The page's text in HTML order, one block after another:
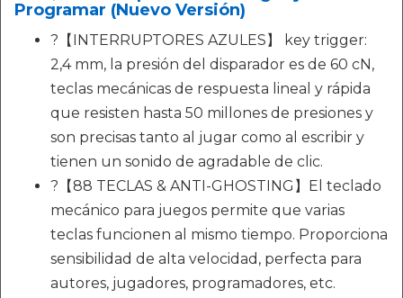
Programar (Nuevo Versión)
?【INTERRUPTORES AZULES】 key trigger:
2,4 mm, la presión del disparador es de 60 cN,
teclas mecánicas de respuesta lineal y rápida
que resisten hasta 50 millones de presiones y
son precisas tanto al jugar como al escribir y
tienen un sonido de agradable de clic.
?【88 TECLAS & ANTI-GHOSTING】El teclado
mecánico para juegos permite que varias
teclas funcionen al mismo tiempo. Proporciona
sensibilidad de alta velocidad, perfecta para
autores, jugadores, programadores, etc.